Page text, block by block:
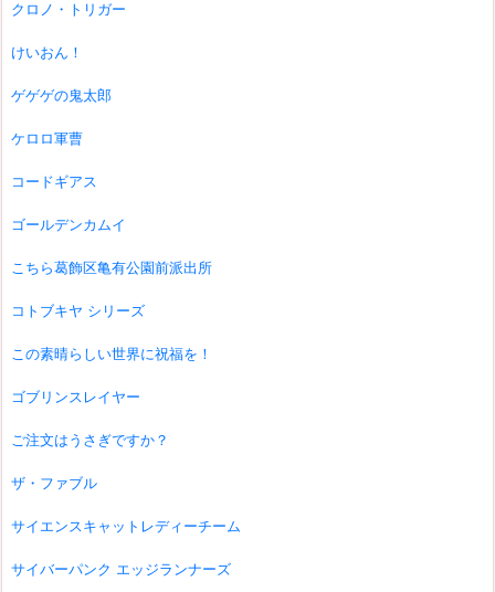
クロノ・トリガー
けいおん！
ゲゲゲの鬼太郎
ケロロ軍曹
コードギアス
ゴールデンカムイ
こちら葛飾区亀有公園前派出所
コトブキヤ シリーズ
この素晴らしい世界に祝福を！
ゴブリンスレイヤー
ご注文はうさぎですか？
ザ・ファブル
サイエンスキャットレディーチーム
サイバーパンク エッジランナーズ